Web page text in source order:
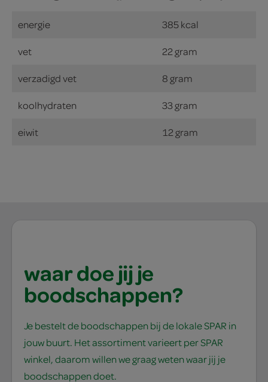
energie 385 kcal
vet 22 gram
verzadigd vet 8 gram
koolhydraten 33 gram
eiwit 12 gram
waar doe jij je
boodschappen?
Je bestelt de boodschappen bij de lokale SPAR in
jouw buurt. Het assortiment varieert per SPAR
winkel, daarom willen we graag weten waar jij je
boodschappen doet.